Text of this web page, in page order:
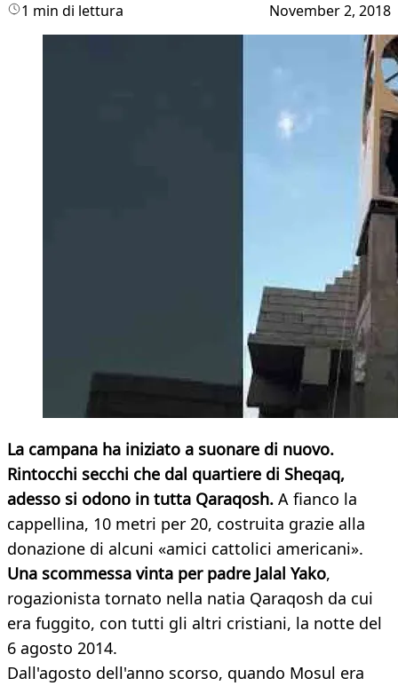
1 min di lettura November 2, 2018
La campana ha iniziato a suonare di nuovo.
Rintocchi secchi che dal quartiere di Sheqaq,
adesso si odono in tutta Qaraqosh. A fianco la
cappellina, 10 metri per 20, costruita grazie alla
donazione di alcuni «amici cattolici americani».
Una scommessa vinta per padre Jalal Yako,
rogazionista tornato nella natia Qaraqosh da cui
era fuggito, con tutti gli altri cristiani, la notte del
6 agosto 2014.
Dall'agosto dell'anno scorso, quando Mosul era